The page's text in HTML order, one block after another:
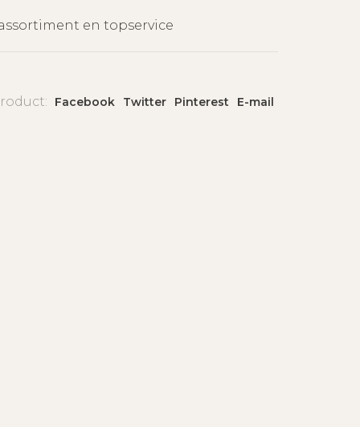
en topservice
Facebook Twitter Pinterest E-mail